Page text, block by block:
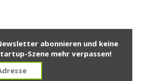
abonnieren und keine
Szene mehr verpassen!